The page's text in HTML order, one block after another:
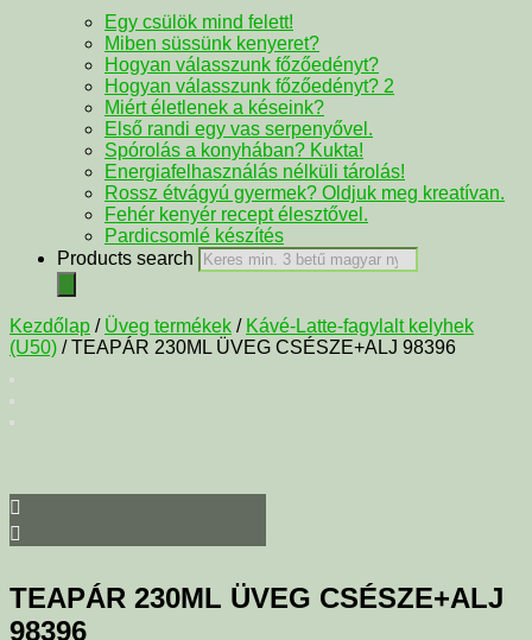
Egy csülök mind felett!
Miben süssünk kenyeret?
Hogyan válasszunk főzőedényt?
Hogyan válasszunk főzőedényt? 2
Miért életlenek a késeink?
Első randi egy vas serpenyővel.
Spórolás a konyhában? Kukta!
Energiafelhasználás nélküli tárolás!
Rossz étvágyú gyermek? Oldjuk meg kreatívan.
Fehér kenyér recept élesztővel.
Pardicsomlé készítés
Products search
Kezdőlap / Üveg termékek / Kávé-Latte-fagylalt kelyhek
(U50) / TEAPÁR 230ML ÜVEG CSÉSZE+ALJ 98396
TEAPÁR 230ML ÜVEG CSÉSZE+ALJ
98396